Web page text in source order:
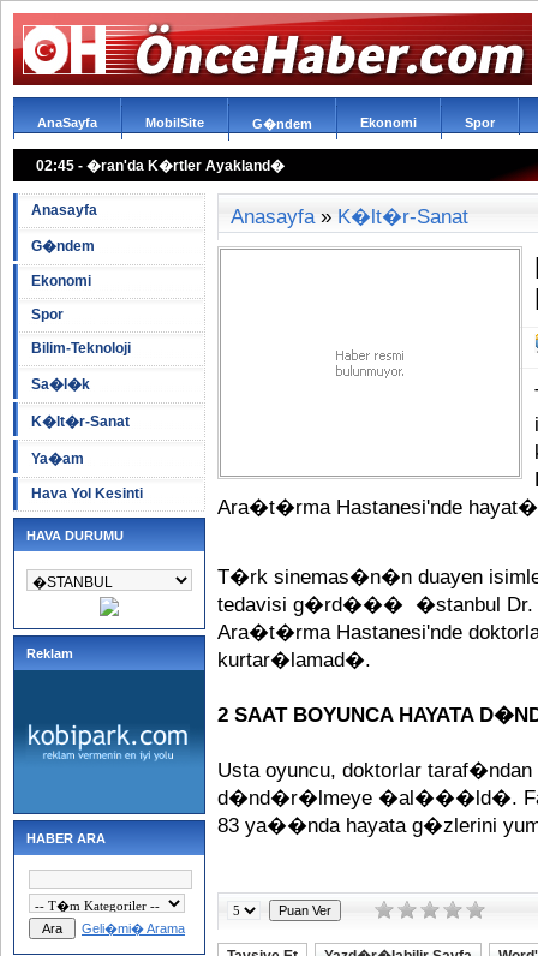
AnaSayfa MobilSite G�ndem Ekonomi Spor
02:45 - �ran'da K�rtler Ayakland�
Anasayfa
G�ndem
Ekonomi
Spor
Bilim-Teknoloji
Sa�l�k
K�lt�r-Sanat
Ya�am
Hava Yol Kesinti
HAVA DURUMU
Reklam
HABER ARA
Geli�mi� Arama
Anasayfa» K�lt�r-Sanat
Ara�t�rma Hastanesi'nde
T�rk sinemas�n�n duayen
tedavisi g�rd��� �stanbul
Ara�t�rma Hastanesi'nde
kurtar�lamad�.
2 SAAT BOYUNCA HAYATA
Usta oyuncu, doktorlar
d�nd�r�lmeye �al���ld�.
83 ya��nda hayata g�zlerini